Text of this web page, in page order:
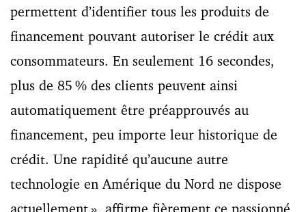
permettent d’identifier tous les produits de
financement pouvant autoriser le crédit aux
consommateurs. En seulement 16 secondes,
plus de 85 % des clients peuvent ainsi
automatiquement être préapprouvés au
financement, peu importe leur historique de
crédit. Une rapidité qu’aucune autre
technologie en Amérique du Nord ne dispose
actuellement », affirme fièrement ce passionné